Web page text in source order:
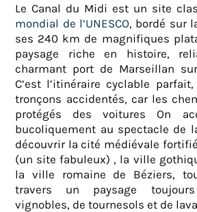
Le Canal du Midi est un site
mondial de l’UNESCO, bordé sur
ses 240 km de magnifiques
paysage riche en histoire,
charmant port de Marseillan
C’est l’itinéraire cyclable
tronçons accidentés, car les
protégés des voitures On
bucoliquement au spectacle de
découvrir la cité médiévale
(un site fabuleux) , la ville
la ville romaine de Béziers,
travers un paysage
vignobles, de tournesols et de